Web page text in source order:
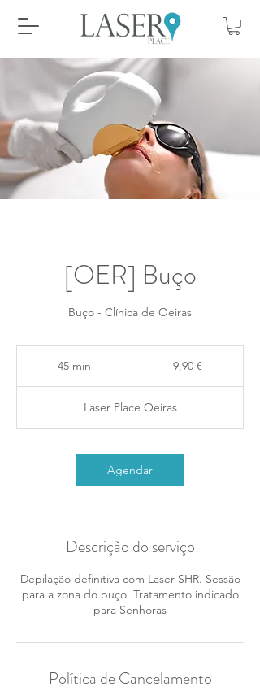
[OER] Buço
Buço - Clínica de Oeiras
45 min
i
n
9,90 €
Laser Place Oeiras
Agendar
Descrição do serviço
Depilação definitiva com Laser SHR. Sessão
para a zona do buço. Tratamento indicado
para Senhoras
Política de Cancelamento